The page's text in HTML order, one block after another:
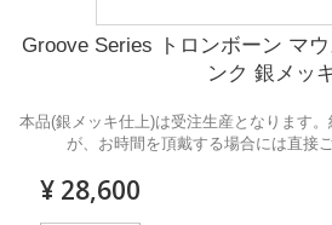
Groove Series トロンボーン マ
ンク 銀メッ
本品(銀メッキ仕上)は受注生産となります
が、お時間を頂戴する場合には直接
¥ 28,600